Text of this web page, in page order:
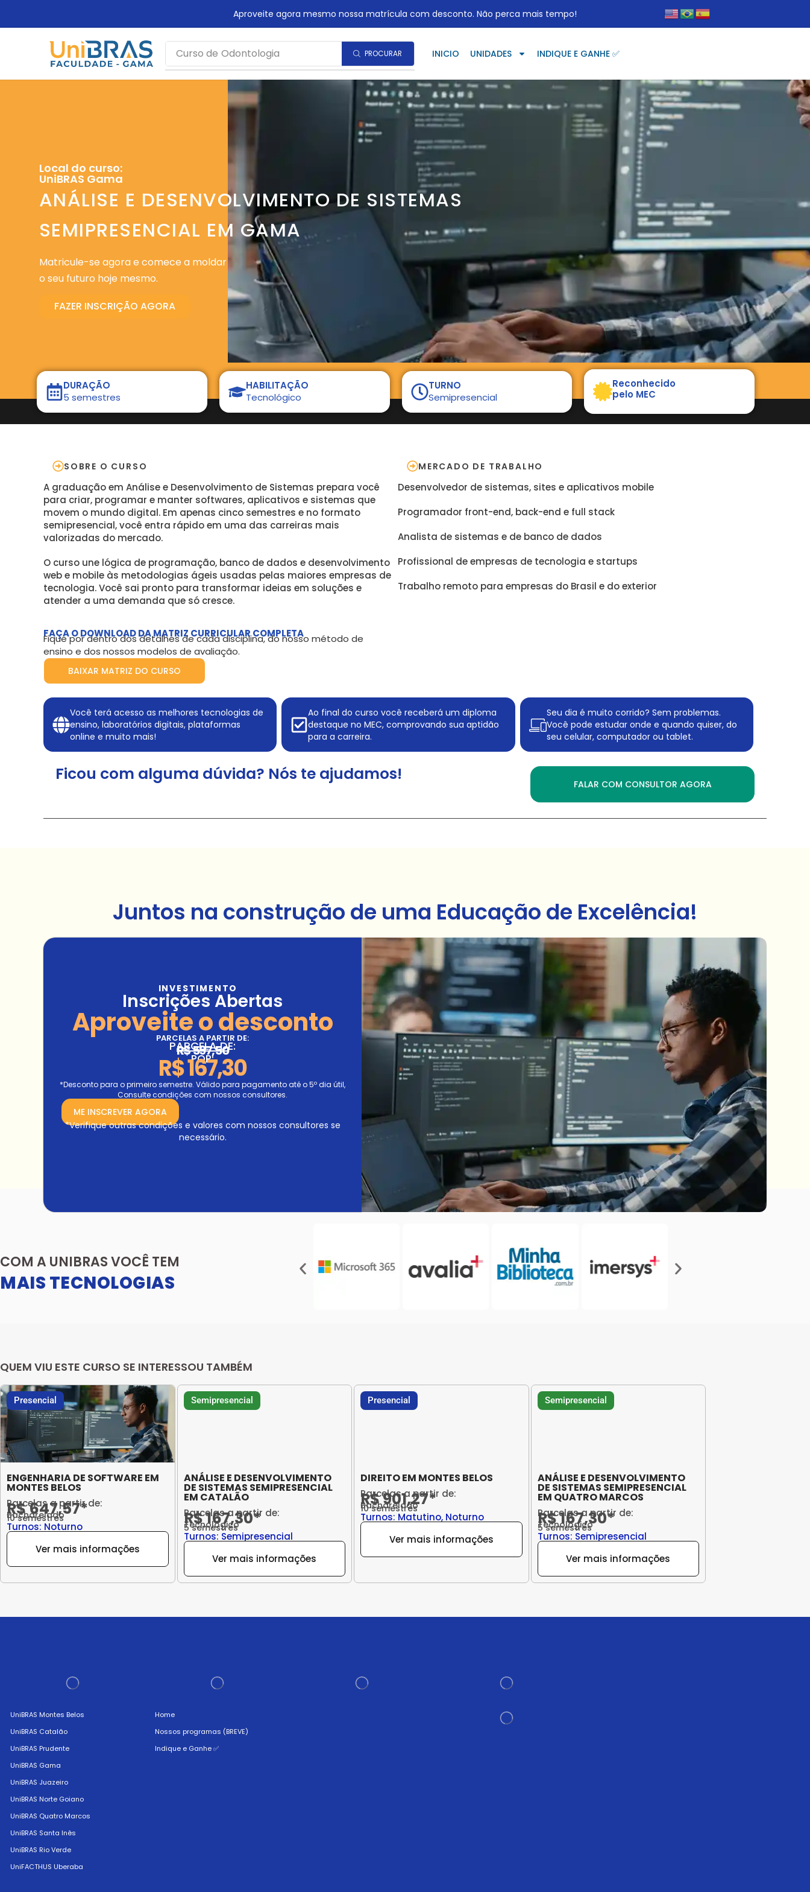
Aproveite agora mesmo nossa matrícula com desconto. Não perca mais tempo!
Curso de Odontologia PROCURAR INICIO UNIDADES INDIQUE E GANHE ✅
Local do curso:
UniBRAS Gama
ANÁLISE E DESENVOLVIMENTO DE SISTEMAS
SEMIPRESENCIAL EM GAMA
Matricule-se agora e comece a moldar
o seu futuro hoje mesmo.
FAZER INSCRIÇÃO AGORA
DURAÇÃO
5 semestres
HABILITAÇÃO
Tecnológico
TURNO
Semipresencial
Reconhecido
pelo MEC
SOBRE O CURSO
A graduação em Análise e Desenvolvimento de Sistemas prepara você
para criar, programar e manter softwares, aplicativos e sistemas que
movem o mundo digital. Em apenas cinco semestres e no formato
semipresencial, você entra rápido em uma das carreiras mais
valorizadas do mercado.
O curso une lógica de programação, banco de dados e desenvolvimento
web e mobile às metodologias ágeis usadas pelas maiores empresas de
tecnologia. Você sai pronto para transformar ideias em soluções e
atender a uma demanda que só cresce.
MERCADO DE TRABALHO
Desenvolvedor de sistemas, sites e aplicativos mobile
Programador front-end, back-end e full stack
Analista de sistemas e de banco de dados
Profissional de empresas de tecnologia e startups
Trabalho remoto para empresas do Brasil e do exterior
FAÇA O DOWNLOAD DA MATRIZ CURRICULAR COMPLETA
Fique por dentro dos detalhes de cada disciplina, do nosso método de
ensino e dos nossos modelos de avaliação.
BAIXAR MATRIZ DO CURSO
Você terá acesso as melhores tecnologias de
ensino, laboratórios digitais, plataformas
online e muito mais!
Ao final do curso você receberá um diploma
destaque no MEC, comprovando sua aptidão
para a carreira.
Seu dia é muito corrido? Sem problemas.
Você pode estudar onde e quando quiser, do
seu celular, computador ou tablet.
Ficou com alguma dúvida? Nós te ajudamos! FALAR COM CONSULTOR AGORA
Juntos na construção de uma Educação de Excelência!
INVESTIMENTO
Inscrições Abertas
Aproveite o desconto
PARCELAS A PARTIR DE:
PARCELA DE:
R$ 597,50
POR:
R$ 167,30
*Desconto para o primeiro semestre. Válido para pagamento até o 5º dia útil,
Consulte condições com nossos consultores.
ME INSCREVER AGORA
*Verifique outras condições e valores com nossos consultores se
necessário.
COM A UNIBRAS VOCÊ TEM
MAIS TECNOLOGIAS
QUEM VIU ESTE CURSO SE INTERESSOU TAMBÉM
Presencial
ENGENHARIA DE SOFTWARE EM
MONTES BELOS
Parcelas a partir de:
R$ 647,57*
Bacharelado
10 semestres
Turnos: Noturno
Ver mais informações
Semipresencial
ANÁLISE E DESENVOLVIMENTO
DE SISTEMAS SEMIPRESENCIAL
EM CATALÃO
Parcelas a partir de:
R$ 167,30*
Tecnológico
5 semestres
Turnos: Semipresencial
Ver mais informações
Presencial
DIREITO EM MONTES BELOS
Parcelas a partir de:
R$ 901,27*
Bacharelado
10 semestres
Turnos: Matutino, Noturno
Ver mais informações
Semipresencial
ANÁLISE E DESENVOLVIMENTO
DE SISTEMAS SEMIPRESENCIAL
EM QUATRO MARCOS
Parcelas a partir de:
R$ 167,30*
Tecnológico
5 semestres
Turnos: Semipresencial
Ver mais informações
UniBRAS Montes Belos
UniBRAS Catalão
UniBRAS Prudente
UniBRAS Gama
UniBRAS Juazeiro
UniBRAS Norte Goiano
UniBRAS Quatro Marcos
UniBRAS Santa Inês
UniBRAS Rio Verde
UniFACTHUS Uberaba
Home
Nossos programas (BREVE)
Indique e Ganhe ✅